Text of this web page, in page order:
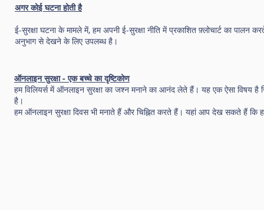
अगर कोई घटना होती है
ई-सुरक्षा घटना के मामले में, हम अपनी ई-सुरक्षा नीति में प्रकाशित फ़्लोचार्ट का पालन
अनुभाग से देखने के लिए उपलब्ध है।
ऑनलाइन सुरक्षा - एक बच्चे का दृष्टिकोण
हम विलियर्स में ऑनलाइन सुरक्षा का जश्न मनाने का आनंद लेते हैं। यह एक ऐसा विषय है
है।
हम ऑनलाइन सुरक्षा दिवस भी मनाते हैं और चिह्नित करते हैं। यहां आप देख सकते हैं